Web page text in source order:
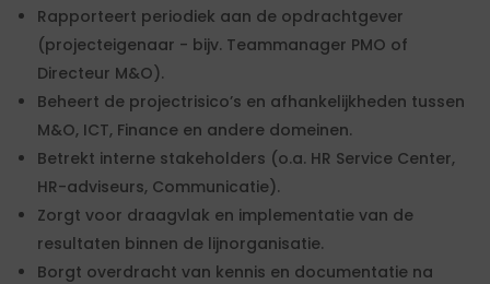
Rapporteert periodiek aan de opdrachtgever
(projecteigenaar - bijv. Teammanager PMO of
Directeur M&O).
Beheert de projectrisico’s en afhankelijkheden tussen
M&O, ICT, Finance en andere domeinen.
Betrekt interne stakeholders (o.a. HR Service Center,
HR-adviseurs, Communicatie).
Zorgt voor draagvlak en implementatie van de
resultaten binnen de lijnorganisatie.
Borgt overdracht van kennis en documentatie na